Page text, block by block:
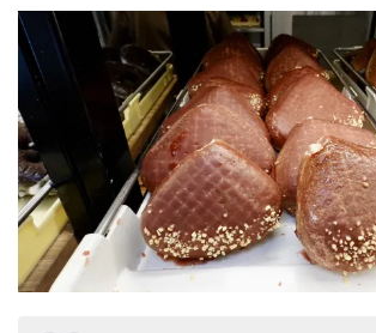
ドーナツ生地に栗風味のフレーク
ピングし、熊本県産和栗入りあん
リームをサンド
まず、見た目が最高ですね！！！
そして、この見た目をいい意味で裏
地にビックリ★
お味は栗の風味を優しく楽しめて美